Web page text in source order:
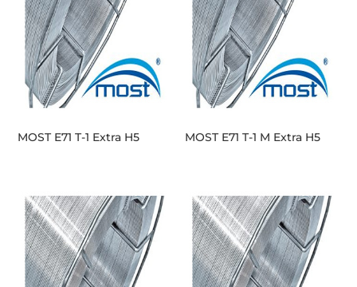
MOST E71 T-1 Extra H5 MOST E71 T-1 M Extra H5